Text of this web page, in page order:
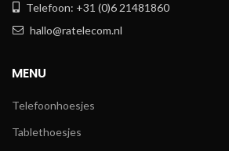
Telefoon: +31 (0)6 21481860
hallo@ratelecom.nl
MENU
Telefoonhoesjes
Tablethoesjes